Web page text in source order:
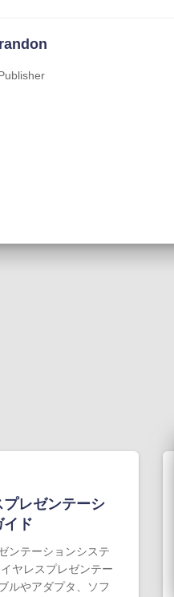
レゼンテーシ
イド
ンテーションシステ
ヤレスプレゼンテー
ルやアダプタ、ソフ